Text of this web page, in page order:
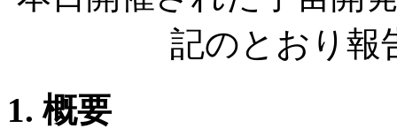
記のとおり報
1. 概要